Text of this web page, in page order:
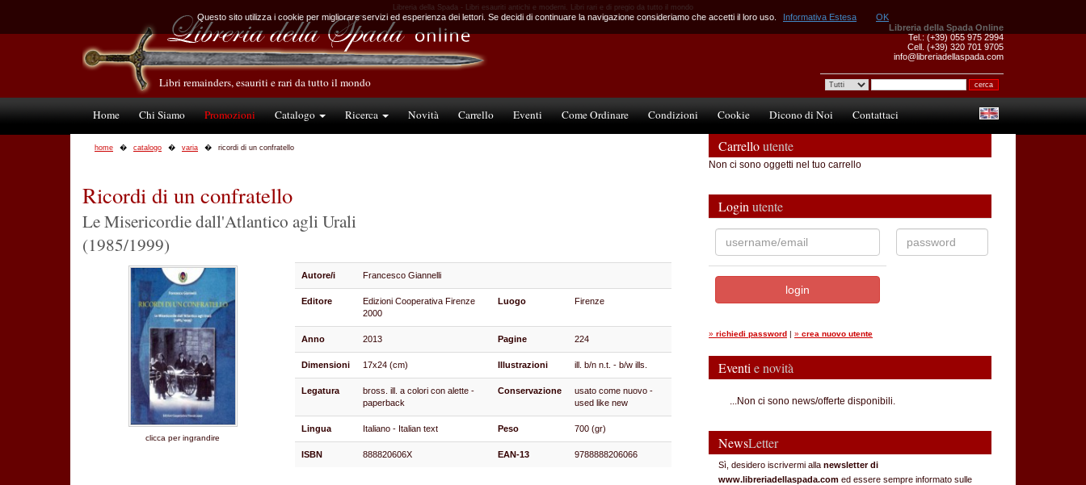
Libreria della Spada - Libri esauriti antichi e moderni. Libri rari e di pregio da tutto il mondo
Libreria della Spada Online
Tel.: (+39) 055 975 2994
Cell. (+39) 320 701 9705
info@libreriadellaspada.com
Libri remainders, esauriti e rari da tutto il mondo
Home Chi Siamo Promozioni Catalogo Ricerca Novità Carrello Eventi Come Ordinare Condizioni Cookie Dicono di Noi Contattaci
home catalogo varia ricordi di un confratello
Ricordi di un confratello
Le Misericordie dall'Atlantico agli Urali
(1985/1999)
clicca per ingrandire
Autore/i Francesco Giannelli
Editore
Edizioni Cooperativa Firenze
2000
Luogo Firenze
Anno 2013 Pagine 224
Dimensioni 17x24 (cm) Illustrazioni ill. b/n n.t. - b/w ills.
Legatura
bross. ill. a colori con alette -
paperback
Conservazione
usato come nuovo -
used like new
Lingua Italiano - Italian text Peso 700 (gr)
ISBN 888820606X EAN-13 9788888206066
Carrelloutente
Non ci sono oggetti nel tuo carrello
Login utente
» richiedi password | » crea nuovo utente
Eventi e novità
...Non ci sono news/offerte disponibili.
NewsLetter
Sì, desidero iscrivermi alla newsletter di
www.libreriadellaspada.com ed essere sempre informato sulle
Questo sito utilizza i cookie per migliorare servizi ed esperienza dei lettori. Se decidi di continuare la navigazione consideriamo che accetti il loro uso. Informativa Estesa OK